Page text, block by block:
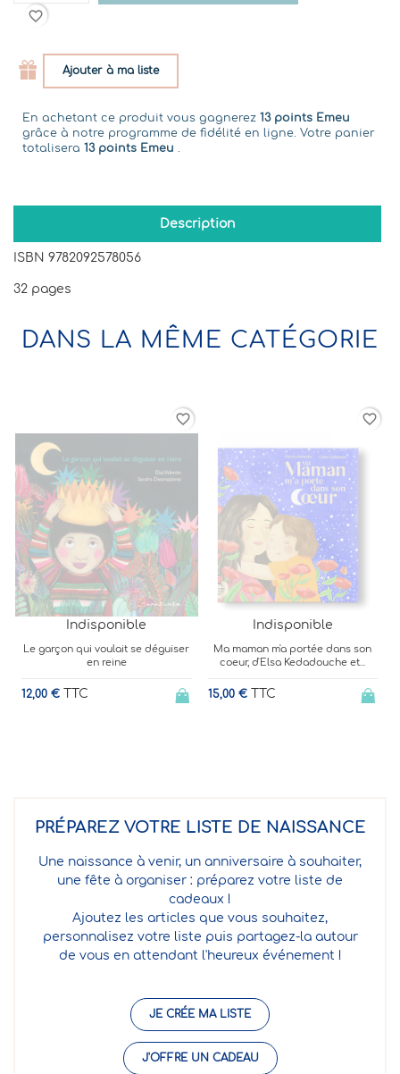
favorite_border
Ajouter à ma liste
En achetant ce produit vous gagnerez 13 points Emeu
grâce à notre programme de fidélité en ligne. Votre panier
totalisera 13 points Emeu .
Description
ISBN 9782092578056
32 pages
DANS LA MÊME CATÉGORIE
Indisponible
Ma maman m'a portée dans son
coeur, d'Elsa Kedadouche et...
15,00 € TTC
favorite_border
Indisponible
L'enfant, la taupe, le renard et le
cheval - Une histoire...
22,00 € TTC
favorite_border
PRÉPAREZ VOTRE LISTE DE NAISSANCE
Une naissance à venir, un anniversaire à souhaiter,
une fête à organiser : préparez votre liste de
cadeaux !
Ajoutez les articles que vous souhaitez,
personnalisez votre liste puis partagez-la autour
de vous en attendant l'heureux événement !
JE CRÉE MA LISTE
J'OFFRE UN CADEAU